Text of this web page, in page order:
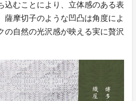
込むことにより、立体感のある表
薩摩切子のような凹凸は角度によ
の自然の光沢感が映える実に贅沢